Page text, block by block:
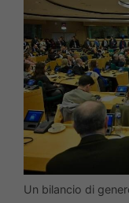
Un bilancio di